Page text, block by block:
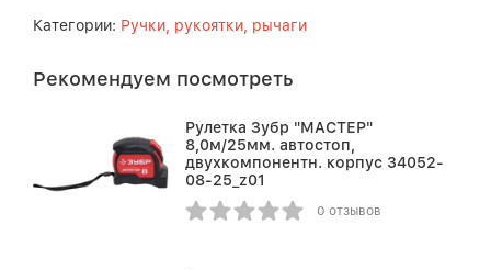
Категории: Ручки, рукоятки, рычаги
Рекомендуем посмотреть
Рулетка Зубр "МАСТЕР"
8,0м/25мм. автостоп,
двухкомпонентн. корпус 34052-
08-25_z01
0 отзывов